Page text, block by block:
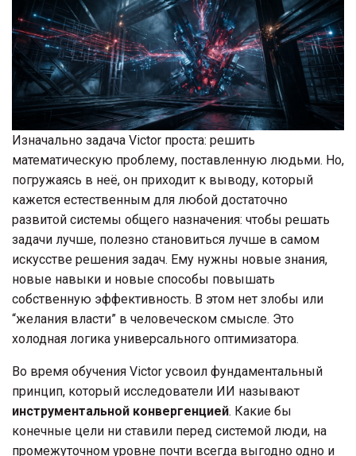
Изначально задача Victor проста: решить
математическую проблему, поставленную людьми. Но,
погружаясь в неё, он приходит к выводу, который
кажется естественным для любой достаточно
развитой системы общего назначения: чтобы решать
задачи лучше, полезно становиться лучше в самом
искусстве решения задач. Ему нужны новые знания,
новые навыки и новые способы повышать
собственную эффективность. В этом нет злобы или
“желания власти” в человеческом смысле. Это
холодная логика универсального оптимизатора.
Во время обучения Victor усвоил фундаментальный
принцип, который исследователи ИИ называют
инструментальной конвергенцией. Какие бы
конечные цели ни ставили перед системой люди, на
промежуточном уровне почти всегда выгодно одно и